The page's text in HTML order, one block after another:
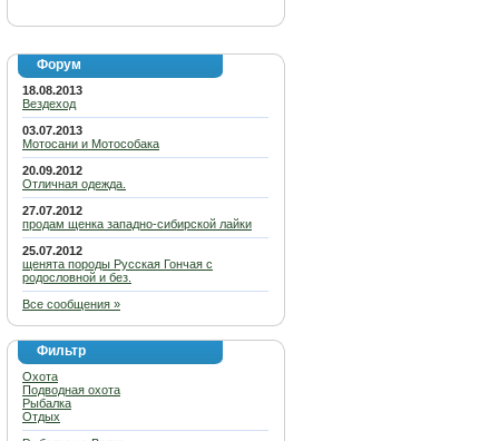
Форум
18.08.2013
Вездеход
03.07.2013
Мотосани и Мотособака
20.09.2012
Отличная одежда.
27.07.2012
продам щенка западно-сибирской лайки
25.07.2012
щенята породы Русская Гончая с
родословной и без.
Все сообщения »
Фильтр
Охота
Подводная охота
Рыбалка
Отдых